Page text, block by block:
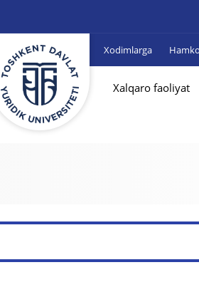
Xodimlarga
Xalqaro faoliyat